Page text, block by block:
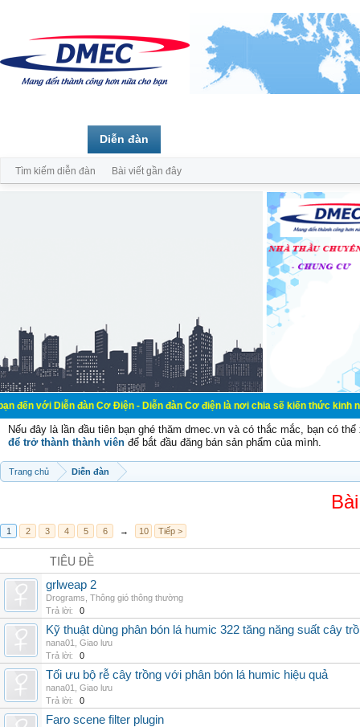
đàn Cơ Điện - Diễn đàn Cơ điện là nơi chia sẽ kiến thức kinh nghiệm
Nếu đây là lần đầu tiên bạn ghé thăm dmec.vn và có thắc mắc, bạn có
để trở thành thành viên để bắt đầu đăng bán sản phẩm của mình.
Trang chủ Diễn đàn
1 2 3 4 5 6 → 10 Tiếp >
TIÊU ĐỀ
grlweap 2
Drograms Thông gió thông thường
Trả lời:
0
Kỹ thuật dùng phân bón lá humic 322 tăng năng suất cây
nana01
Giao lưu
Trả lời:
0
Tối ưu bộ rễ cây trồng với phân bón lá humic hiệu quả
nana01
Giao lưu
Trả lời:
0
Faro scene filter plugin
Diễn đàn
Tìm kiếm diễn đàn Bài viết gần đây